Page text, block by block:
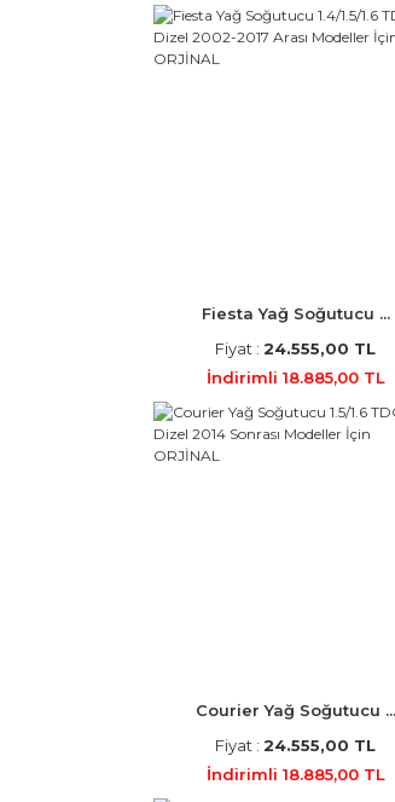
Fiesta Yağ Soğutucu ...
Fiyat : 24.555,00 TL
İndirimli 18.885,00 TL
Courier Yağ Soğutucu ...
Fiyat : 24.555,00 TL
İndirimli 18.885,00 TL